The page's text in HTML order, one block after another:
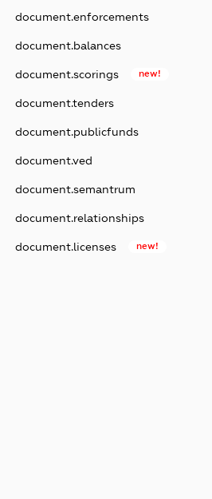
document.enforcements
document.balances
document.scorings new!
document.tenders
document.publicfunds
document.ved
document.semantrum
document.relationships
document.licenses new!